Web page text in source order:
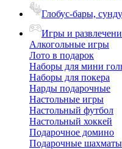
Глобус-бары,
Игры и
Алкогольные игры
Лото в подарок
Наборы для мини
Наборы для покера
Нарды подарочные
Настольные игры
Настольный футбол
Настольный хоккей
Подарочное домино
Подарочные шахматы